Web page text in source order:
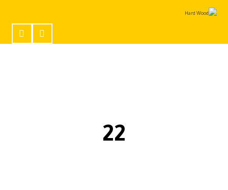
22